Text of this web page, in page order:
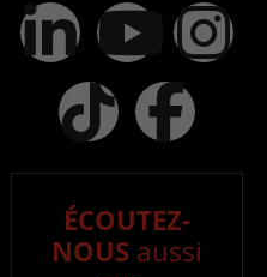
ÉCOUTEZ-
NOUS aussi